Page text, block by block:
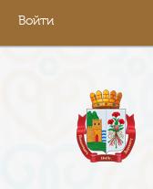
Войти
АДМИНИСТРАЦИЯ